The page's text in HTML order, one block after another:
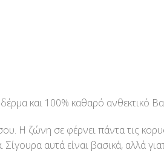
και 100% καθαρό ανθεκτικό
Η ζώνη σε φέρνει πάντα τις
αυτά είναι βασικά, αλλά